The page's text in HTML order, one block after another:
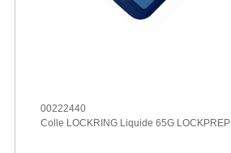
00222440
Colle LOCKRING Liquide 65G LOCKPREP